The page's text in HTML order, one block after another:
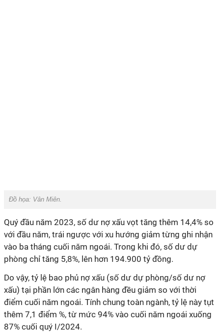
Đồ họa: Vân Miên.
Quý đầu năm 2023, số dư nợ xấu vọt tăng thêm 14,4% so
với đầu năm, trái ngược với xu hướng giảm từng ghi nhận
vào ba tháng cuối năm ngoái. Trong khi đó, số dư dự
phòng chỉ tăng 5,8%, lên hơn 194.900 tỷ đồng.
Do vậy, tỷ lệ bao phủ nợ xấu (số dư dự phòng/số dư nợ
xấu) tại phần lớn các ngân hàng đều giảm so với thời
điểm cuối năm ngoái. Tính chung toàn ngành, tỷ lệ này tụt
thêm 7,1 điểm %, từ mức 94% vào cuối năm ngoái xuống
87% cuối quý I/2024.